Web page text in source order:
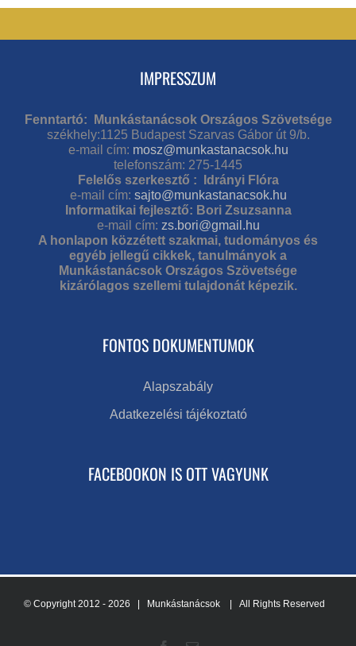
IMPRESSZUM
Fenntartó: Munkástanácsok Országos Szövetsége
székhely:1125 Budapest Szarvas Gábor út 9/b.
e-mail cím: mosz@munkastanacsok.hu
telefonszám: 275-1445
Felelős szerkesztő : Idrányi Flóra
e-mail cím: sajto@munkastanacsok.hu
Informatikai fejlesztő: Bori Zsuzsanna
e-mail cím: zs.bori@gmail.hu
A honlapon közzétett szakmai, tudományos és
egyéb jellegű cikkek, tanulmányok a
Munkástanácsok Országos Szövetsége
kizárólagos szellemi tulajdonát képezik.
FONTOS DOKUMENTUMOK
Alapszabály
Adatkezelési tájékoztató
FACEBOOKON IS OTT VAGYUNK
© Copyright 2012 - 2026 | Munkástanácsok | All Rights Reserved